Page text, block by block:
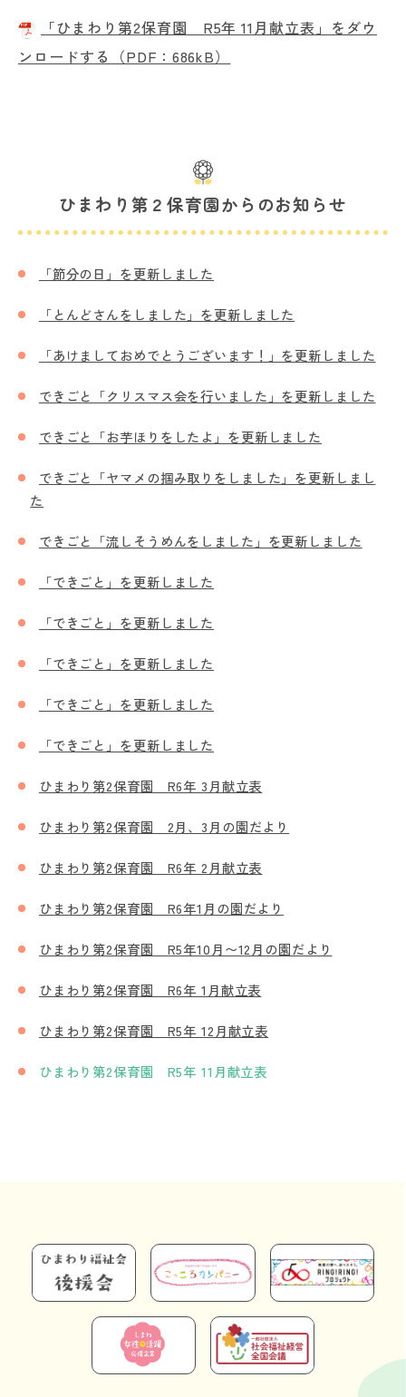
「ひまわり第2保育園 R5年 11月献立表」をダウ
ンロードする（PDF：686kB）
ひまわり第２保育園からのお知らせ
「節分の日」を更新しました
「とんどさんをしました」を更新しました
「あけましておめでとうございます！」を更新しました
できごと「クリスマス会を行いました」を更新しました
できごと「お芋ほりをしたよ」を更新しました
できごと「ヤマメの掴み取りをしました」を更新しまし
た
できごと「流しそうめんをしました」を更新しました
「できごと」を更新しました
「できごと」を更新しました
「できごと」を更新しました
「できごと」を更新しました
「できごと」を更新しました
ひまわり第2保育園 R6年 3月献立表
ひまわり第2保育園 2月、3月の園だより
ひまわり第2保育園 R6年 2月献立表
ひまわり第2保育園 R6年1月の園だより
ひまわり第2保育園 R5年10月〜12月の園だより
ひまわり第2保育園 R6年 1月献立表
ひまわり第2保育園 R5年 12月献立表
ひまわり第2保育園 R5年 11月献立表